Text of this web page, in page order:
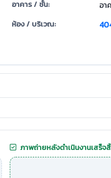
อาคาร / ชั้น: อา
ห้อง / บริเวณ:
ภาพถ่ายหลังดำเนินงานเสร็จ